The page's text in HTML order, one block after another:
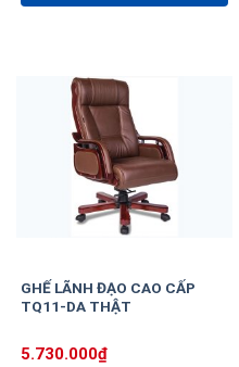
GHẾ LÃNH ĐẠO CAO CẤP
TQ11-DA THẬT
5.730.000₫